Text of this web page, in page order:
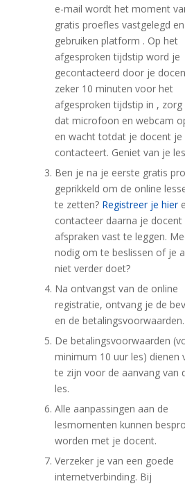
e-mail wordt het moment
gratis proefles vastgelegd
gebruiken platform . Op het
afgesproken tijdstip word je
gecontacteerd door je
zeker 10 minuten voor het
afgesproken tijdstip in ,
dat microfoon en webcam
en wacht totdat je docent je
contacteert. Geniet van je
Ben je na je eerste gratis
geprikkeld om de online
te zetten? Registreer je hier
contacteer daarna je docent
afspraken vast te leggen.
nodig om te beslissen of je
niet verder doet?
Na ontvangst van de online
registratie, ontvang je de
en de betalingsvoorwaarden.
De betalingsvoorwaarden
minimum 10 uur les) dienen
te zijn voor de aanvang van
les.
Alle aanpassingen aan de
lesmomenten kunnen
worden met je docent.
Verzeker je van een goede
internetverbinding. Bij